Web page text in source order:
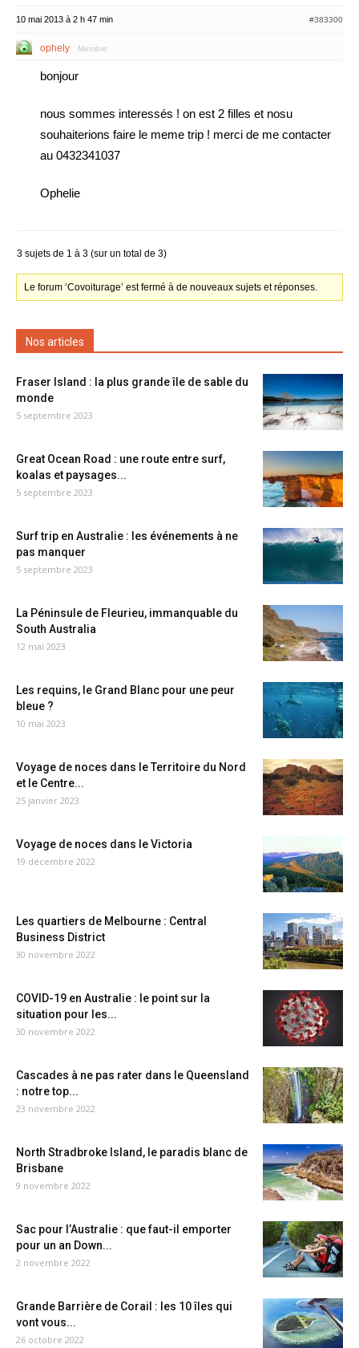
10 mai 2013 à 2 h 47 min #383300
ophely Membre
bonjour
nous sommes interessés ! on est 2 filles et nosu
souhaiterions faire le meme trip ! merci de me contacter
au 0432341037
Ophelie
3 sujets de 1 à 3 (sur un total de 3)
Le forum ‘Covoiturage’ est fermé à de nouveaux sujets et réponses.
Nos articles
Fraser Island : la plus grande île de sable du
monde
5 septembre 2023
Great Ocean Road : une route entre surf,
koalas et paysages...
5 septembre 2023
Surf trip en Australie : les événements à ne
pas manquer
5 septembre 2023
La Péninsule de Fleurieu, immanquable du
South Australia
12 mai 2023
Les requins, le Grand Blanc pour une peur
bleue ?
10 mai 2023
Voyage de noces dans le Territoire du Nord
et le Centre...
25 janvier 2023
Voyage de noces dans le Victoria
19 décembre 2022
Les quartiers de Melbourne : Central
Business District
30 novembre 2022
COVID-19 en Australie : le point sur la
situation pour les...
30 novembre 2022
Cascades à ne pas rater dans le Queensland
: notre top...
23 novembre 2022
North Stradbroke Island, le paradis blanc de
Brisbane
9 novembre 2022
Sac pour l’Australie : que faut-il emporter
pour un an Down...
2 novembre 2022
Grande Barrière de Corail : les 10 îles qui
vont vous...
26 octobre 2022